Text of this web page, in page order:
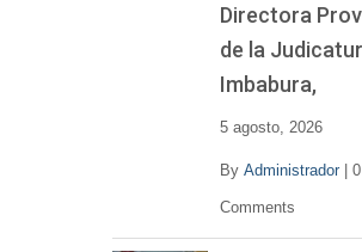
Directora
de la
Imbabura,
5 agosto, 2026
By Administrador| 0
Comments